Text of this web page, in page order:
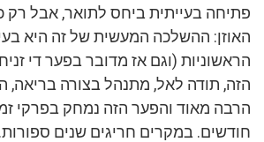
פתיחה בעייתית ביחס לתואר, אבל רק
האוזן: ההשלכה המעשית של זה היא
הראשוניות (וגם אז מדובר בפער די
הזה, תודה לאל, מתנהל בצורה בריאה,
הרבה מאוד והפער הזה נמחק בפרקי
חודשים. במקרים חריגים שנים ספורות.